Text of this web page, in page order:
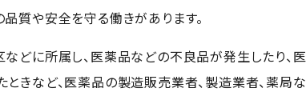
質や安全を守る働きがあります。
どに所属し、医薬品などの不良品が発生したり、医
きなど、医薬品の製造販売業者、製造業者、薬局な